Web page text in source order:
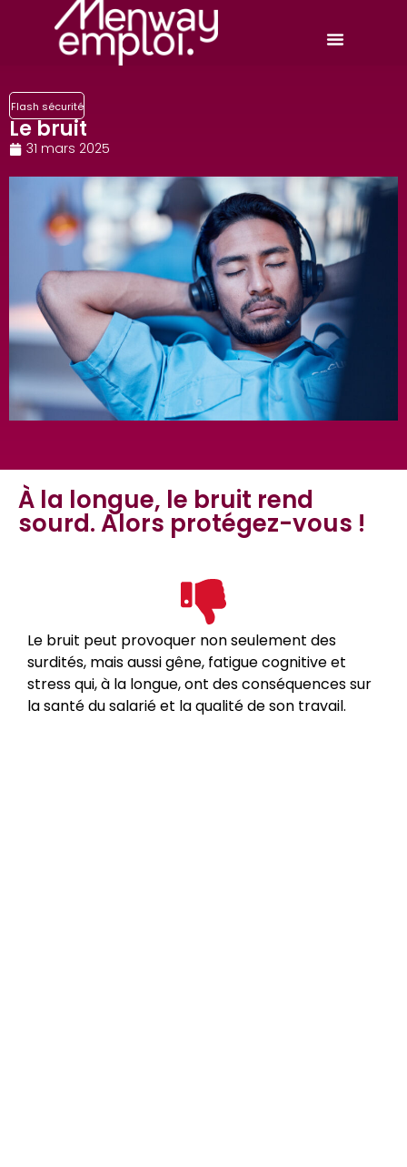
Flash sécurité
Le bruit
31 mars 2025
À la longue, le bruit rend
sourd. Alors protégez-vous !
Le bruit peut provoquer non seulement des
surdités, mais aussi gêne, fatigue cognitive et
stress qui, à la longue, ont des conséquences sur
la santé du salarié et la qualité de son travail.